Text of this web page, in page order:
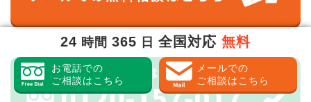
24 時間 365 日 全国対応 無料
お電話での
ご相談はこちら
メールでの
ご相談はこちら